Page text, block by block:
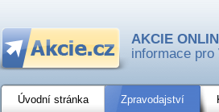
AKCIE
informace
Úvodní stránka Zpravodajství